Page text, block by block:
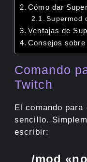
Cómo dar
Supermod
Ventajas de
Consejos
Comando
Twitch
El comando
sencillo.
escribir:
/mod